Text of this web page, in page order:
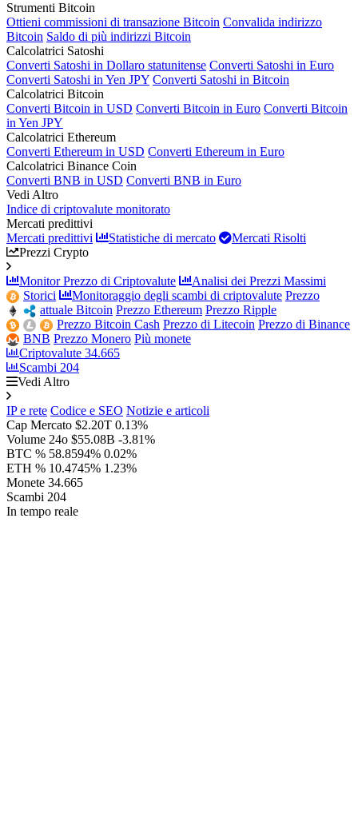
Strumenti Bitcoin
Ottieni commissioni di transazione Bitcoin Convalida indirizzo
Bitcoin Saldo di più indirizzi Bitcoin
Calcolatrici Satoshi
Converti Satoshi in Dollaro statunitense Converti Satoshi in Euro
Converti Satoshi in Yen JPY Converti Satoshi in Bitcoin
Calcolatrici Bitcoin
Converti Bitcoin in USD Converti Bitcoin in Euro Converti Bitcoin
in Yen JPY
Calcolatrici Ethereum
Converti Ethereum in USD Converti Ethereum in Euro
Calcolatrici Binance Coin
Converti BNB in USD Converti BNB in Euro
Vedi Altro
Indice di criptovalute monitorato
Mercati predittivi
Mercati predittivi
Statistiche di mercato
Mercati Risolti
Prezzi Crypto
Monitor Prezzo di Criptovalute
Analisi dei Prezzi Massimi
Storici
Monitoraggio degli scambi di criptovalute Prezzo
attuale Bitcoin Prezzo Ethereum Prezzo Ripple
Prezzo Bitcoin Cash Prezzo di Litecoin Prezzo di Binance
BNB Prezzo Monero Più monete
Criptovalute 34.665
Scambi 204
Vedi Altro
IP e rete Codice e SEO Notizie e articoli
Cap Mercato $2.20T 0.13%
Volume 24o $55.08B -3.81%
BTC % 58.8594% 0.02%
ETH % 10.4745% 1.23%
Monete 34.665
Scambi 204
In tempo reale